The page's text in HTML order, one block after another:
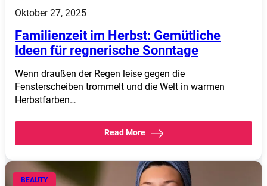
Oktober 27, 2025
Familienzeit im Herbst: Gemütliche
Ideen für regnerische Sonntage
Wenn draußen der Regen leise gegen die
Fensterscheiben trommelt und die Welt in warmen
Herbstfarben…
Read More
BEAUTY